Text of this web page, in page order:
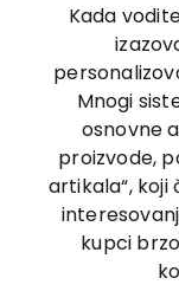
Kada
Mnogi
osnovne
proizvode,
artikala“,
kupci